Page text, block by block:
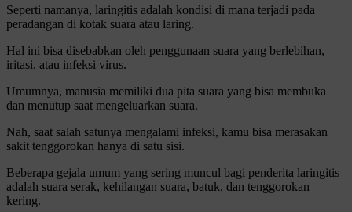
Seperti namanya, laringitis adalah kondisi di mana terjadi pada
peradangan di kotak suara atau laring.
Hal ini bisa disebabkan oleh penggunaan suara yang berlebihan,
iritasi, atau infeksi virus.
Umumnya, manusia memiliki dua pita suara yang bisa membuka
dan menutup saat mengeluarkan suara.
Nah, saat salah satunya mengalami infeksi, kamu bisa merasakan
sakit tenggorokan hanya di satu sisi.
Beberapa gejala umum yang sering muncul bagi penderita laringitis
adalah suara serak, kehilangan suara, batuk, dan tenggorokan
kering.